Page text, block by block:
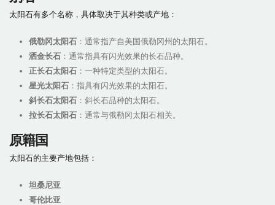
太阳石有多个名称，具体取决于其种类或产地：
俄勒冈太阳石 ：通常指产自美国俄勒冈州的太阳石。
洒金长石 ：通常指具有闪光效果的长石品种。
正长石太阳石 ：一种特定类型的太阳石。
星光太阳石 ：指具有闪光效果的太阳石。
斜长石太阳石 ：斜长石品种的太阳石。
拉长石太阳石 ：通常与俄勒冈太阳石相关。
原籍国
太阳石的主要产地包括：
坦桑尼亚
哥伦比亚